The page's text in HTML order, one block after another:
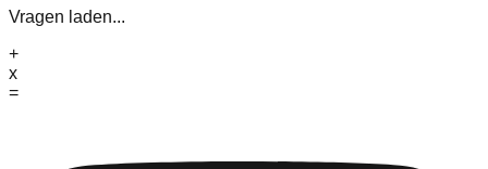
Vragen laden...
+
x
=